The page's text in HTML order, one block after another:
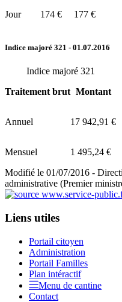
Jour 174 € 177 €
Indice majoré 321 - 01.07.2016
Indice majoré 321
Traitement brut Montant
Annuel 17 942,91 €
Mensuel
1 495,24 €
Modifié le 01/07/2016 -
administrative (Premier
Liens utiles
Portail citoyen
Administration
Portail Familles
Plan intéractif
Menu de cantine
Contact